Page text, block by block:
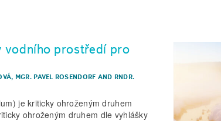
vodního prostředí pro
, MGR. PAVEL ROSENDORF AND RNDR.
je kriticky ohroženým druhem
ohroženým druhem dle vyhlášky